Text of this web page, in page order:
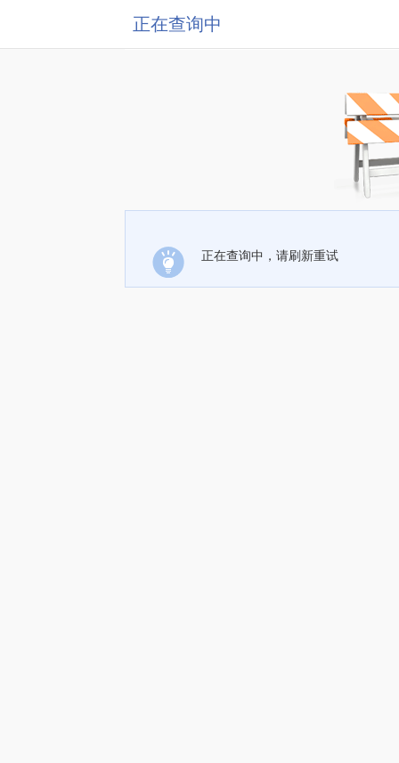
正在查询中
正在查询中，请刷新重试